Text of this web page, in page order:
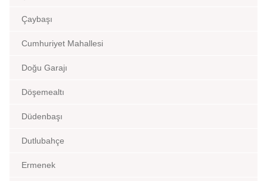
Çaybaşı
Cumhuriyet Mahallesi
Doğu Garajı
Döşemealtı
Düdenbaşı
Dutlubahçe
Ermenek